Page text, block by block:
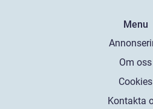
Menu
Om oss
Cookies
Kontakta